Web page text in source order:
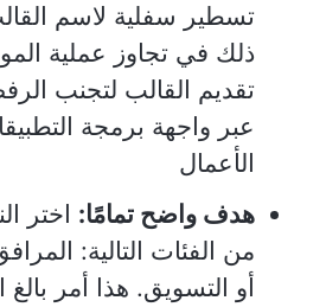
تسطير سفلية لاسم
ذلك في تجاوز عملية
تقديم القالب لتجنب
عبر واجهة برمجة
الأعمال
هدف واضح تمامًا: اختر
من الفئات التالية:
أو التسويق. هذا أمر بالغ